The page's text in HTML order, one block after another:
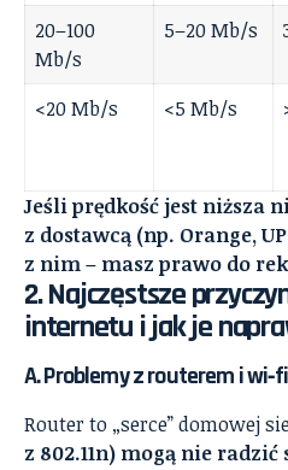
20–100
Mb/s
5–20 Mb/s
<20 Mb/s <5 Mb/s
Jeśli prędkość jest niższa
z dostawcą (np. Orange,
z nim – masz prawo do
2. Najczęstsze
internetu i jak je
A. Problemy z routerem i wi‑fi
Router to „serce” domowej
z 802.11n) mogą nie